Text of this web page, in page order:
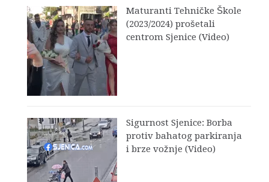
Maturanti Tehničke Škole
(2023/2024) prošetali
centrom Sjenice (Video)
Sigurnost Sjenice: Borba
protiv bahatog parkiranja
i brze vožnje (Video)